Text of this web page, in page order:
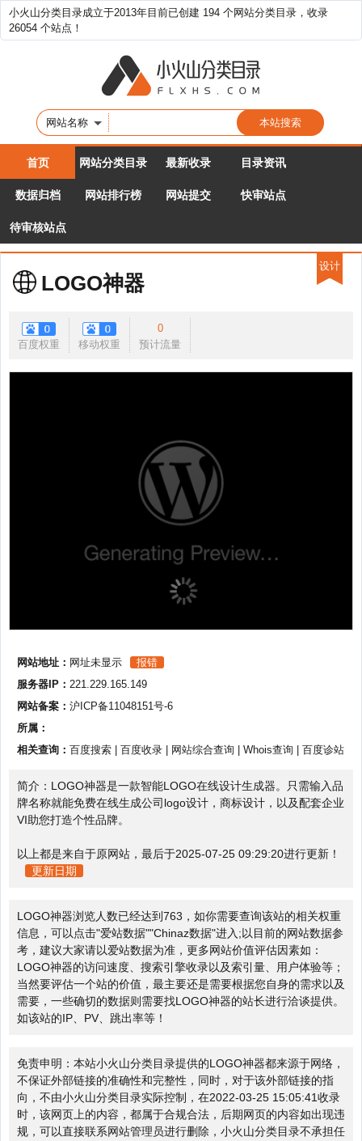
小火山分类目录成立于2013年目前已创建 194 个网站分类目录，收录
26054 个站点！
网站名称
首页 网站分类目录 最新收录 目录资讯
数据归档 网站排行榜 网站提交 快审站点
待审核站点
LOGO神器
百度权重 移动权重
0
预计流量
网站地址： 网址未显示
报错
服务器IP： 221.229.165.149
网站备案： 沪ICP备11048151号-6
所属：
相关查询： 百度搜索 百度收录 网站综合查询 Whois查询 百度诊站
简介：LOGO神器是一款智能LOGO在线设计生成器。只需输入品
牌名称就能免费在线生成公司logo设计，商标设计，以及配套企业
VI助您打造个性品牌。
以上都是来自于原网站，最后于2025-07-25 09:29:20进行更新！
更新日期
LOGO神器浏览人数已经达到763，如你需要查询该站的相关权重
信息，可以点击"爱站数据""Chinaz数据"进入;以目前的网站数据参
考，建议大家请以爱站数据为准，更多网站价值评估因素如：
LOGO神器的访问速度、搜索引擎收录以及索引量、用户体验等；
当然要评估一个站的价值，最主要还是需要根据您自身的需求以及
需要，一些确切的数据则需要找LOGO神器的站长进行洽谈提供。
如该站的IP、PV、跳出率等！
免责申明：本站小火山分类目录提供的LOGO神器都来源于网络，
不保证外部链接的准确性和完整性，同时，对于该外部链接的指
向，不由小火山分类目录实际控制，在2022-03-25 15:05:41收录
时，该网页上的内容，都属于合规合法，后期网页的内容如出现违
规，可以直接联系网站管理员进行删除，小火山分类目录不承担任
设计